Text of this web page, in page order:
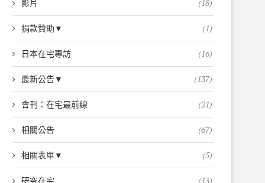
影片 (18)
捐款贊助▼ (1)
日本在宅專訪 (16)
最新公告▼ (137)
會刊：在宅最前線 (21)
相關公告 (67)
相關表單▼ (5)
研究在宅 (13)